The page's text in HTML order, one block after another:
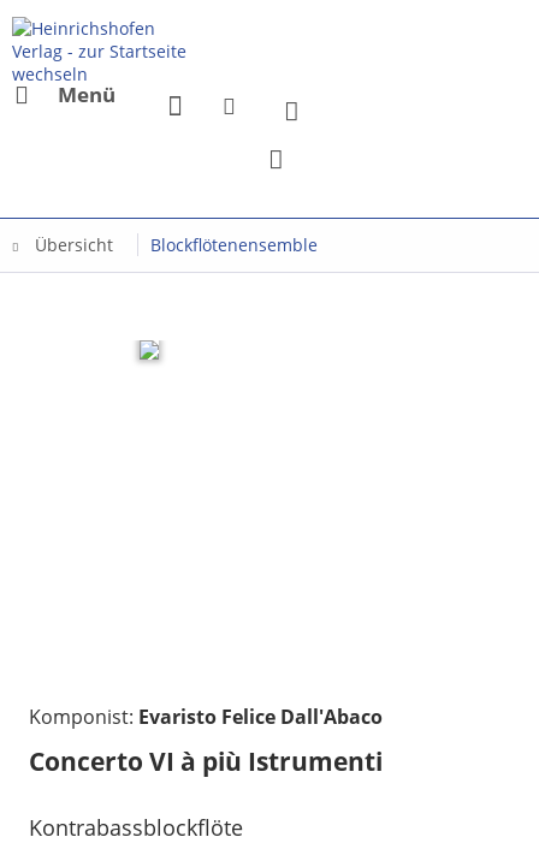
Menü
Übersicht Blockflötenensemble
Komponist: Evaristo Felice Dall'Abaco
Concerto VI à più Istrumenti
Kontrabassblockflöte